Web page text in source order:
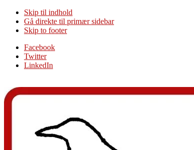
Skip til indhold
Gå direkte til primær sidebar
Skip to footer
Additional
menu
Facebook
Twitter
LinkedIn